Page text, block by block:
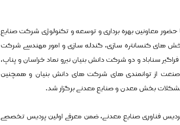
معاونین بهره برداری و توسعه و تکنولوژی شرکت صنایع
های کنسانتره سازی، گندله سازی و امور مهندسی شرکت
سناباد و دو شرکت دانش بنیان نیرو نماد خراسان و پناپ،
از توانمندی های شرکت های دانش بنیان و همچنین
بخش معدن و صنایع معدنی برگزار شد.
فناوری صنایع معدنی، ضمن معرفی اولین پردیس تخصصی